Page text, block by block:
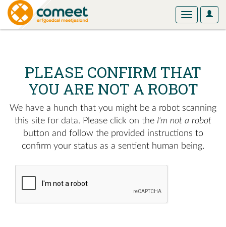
User
Toggle
PLEASE CONFIRM THAT
YOU ARE NOT A ROBOT
We have a hunch that you might be a robot scanning
this site for data. Please click on the I'm not a robot
button and follow the provided instructions to
confirm your status as a sentient human being.